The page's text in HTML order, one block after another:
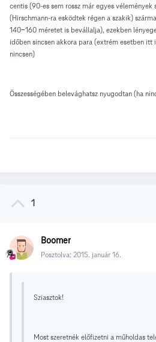
centis (90-es sem rossz már egyes
(Hirschmann-ra esködtek régen a szakik)
140-160 méretet is bevállalja), ezekben
időben sincsen akkora para (extrém esetben itt
nincsen)
Összességében belevághatsz nyugodtan (ha
1
Boomer
Posztolva: 2015. január 16.
Sziasztok!
Most szeretnék előfizetni a műholdas